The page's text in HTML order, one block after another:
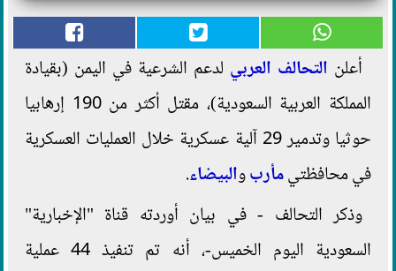
أعلن التحالف العربي لدعم الشرعية في اليمن (بقيادة
المملكة العربية السعودية)، مقتل أكثر من 190 إرهابيا
حوثيا وتدمير 29 آلية عسكرية خلال العمليات العسكرية
في محافظتيمأربوالبيضاء.
وذكر التحالف - في بيان أوردته قناة "الإخبارية"
السعودية اليوم الخميس-، أنه تم تنفيذ 44 عملية